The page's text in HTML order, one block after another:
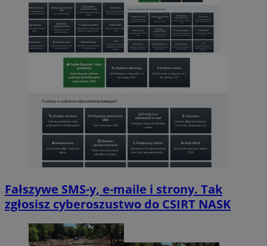
Fałszywe SMS-y, e-maile i strony. Tak
zgłosisz cyberoszustwo do CSIRT NASK